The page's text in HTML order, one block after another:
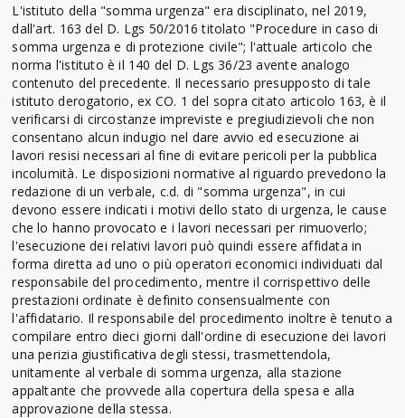
L'istituto della "somma urgenza" era disciplinato, nel 2019,
dall'art. 163 del D. Lgs 50/2016 titolato "Procedure in caso di
somma urgenza e di protezione civile"; l'attuale articolo che
norma l'istituto è il 140 del D. Lgs 36/23 avente analogo
contenuto del precedente. Il necessario presupposto di tale
istituto derogatorio, ex CO. 1 del sopra citato articolo 163, è il
verificarsi di circostanze impreviste e pregiudizievoli che non
consentano alcun indugio nel dare avvio ed esecuzione ai
lavori resisi necessari al fine di evitare pericoli per la pubblica
incolumità. Le disposizioni normative al riguardo prevedono la
redazione di un verbale, c.d. di "somma urgenza", in cui
devono essere indicati i motivi dello stato di urgenza, le cause
che lo hanno provocato e i lavori necessari per rimuoverlo;
l'esecuzione dei relativi lavori può quindi essere affidata in
forma diretta ad uno o più operatori economici individuati dal
responsabile del procedimento, mentre il corrispettivo delle
prestazioni ordinate è definito consensualmente con
l'affidatario. Il responsabile del procedimento inoltre è tenuto a
compilare entro dieci giorni dall'ordine di esecuzione dei lavori
una perizia giustificativa degli stessi, trasmettendola,
unitamente al verbale di somma urgenza, alla stazione
appaltante che provvede alla copertura della spesa e alla
approvazione della stessa.